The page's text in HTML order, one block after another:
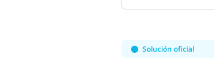
Selected
First
Solución oficial